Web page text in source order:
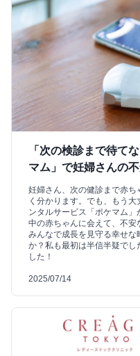
「次の検診まで待て
マム」で妊婦さんの
妊婦さん、次の健診まで赤ち
く分かります。でも、もう
ンタルサービス「ポケマム
中の赤ちゃんに会えて、不
みんなで成長を見守る幸せ
か？私も最初は半信半疑でし
した！
2025/07/14